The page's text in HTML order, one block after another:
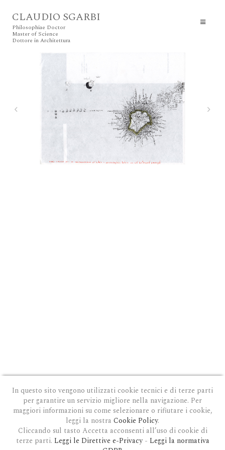
CLAUDIO SGARBI
Philosophiae Doctor
Master of Science
Dottore in Architettura
PRIVACY E COOKIE POLICY | COOKIE POLICY|CONDIZIONI GENERALI D'USO|GDPR
| GDPR RICHIESTA CANCELLAZIONE
In questo sito vengono utilizzati cookie tecnici e di terze parti
per garantire un servizio migliore nella navigazione. Per
maggiori informazioni su come selezionare o rifiutare i cookie,
leggi la nostra Cookie Policy.
Cliccando sul tasto Accetta acconsenti all’uso di cookie di
terze parti. Leggi le Direttive e-Privacy- Leggi la normativa